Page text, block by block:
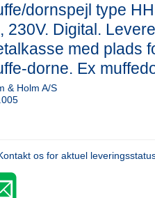
dornspejl type
230V. Digital.
med plads
dorne. Ex
& Holm A/S
os for aktuel